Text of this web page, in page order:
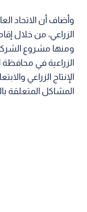
وأضاف أن الاتحاد
الزراعي، من خلال
ومنها مشروع
الزراعية في محافظة
الإنتاج الزراعي
المشاكل المتعلقة